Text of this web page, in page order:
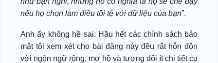
nếu họ chọn làm điều tồi tệ với dữ liệu của bạn”.
Anh ấy không hề sai: Hầu hết các chính sách bảo
mật tôi xem xét cho bài đăng này đều rất hỗn độn
với ngôn ngữ rộng, mơ hồ và tương đối ít chi tiết cụ